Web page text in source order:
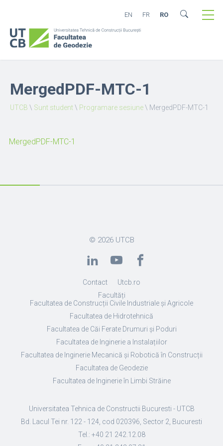
EN FR RO
MergedPDF-MTC-1
UTCB \ Sunt student\ Programare sesiune\ MergedPDF-MTC-1
MergedPDF-MTC-1
© 2026 UTCB
Contact
Utcb.ro
Facultăți
Facultatea de Construcții Civile Industriale și Agricole
Facultatea de Hidrotehnică
Facultatea de Căi Ferate Drumuri și Poduri
Facultatea de Inginerie a Instalațiilor
Facultatea de Inginerie Mecanică și Robotică în Construcții
Facultatea de Geodezie
Facultatea de Inginerie în Limbi Străine
Universitatea Tehnica de Constructii Bucuresti - UTCB
Bd. Lacul Tei nr. 122 - 124, cod 020396, Sector 2, Bucuresti
Tel.: +40 21 242.12.08